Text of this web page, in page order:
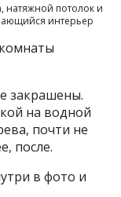
натяжной потолок и
интерьер
закрашены.
на водной
почти не
после.